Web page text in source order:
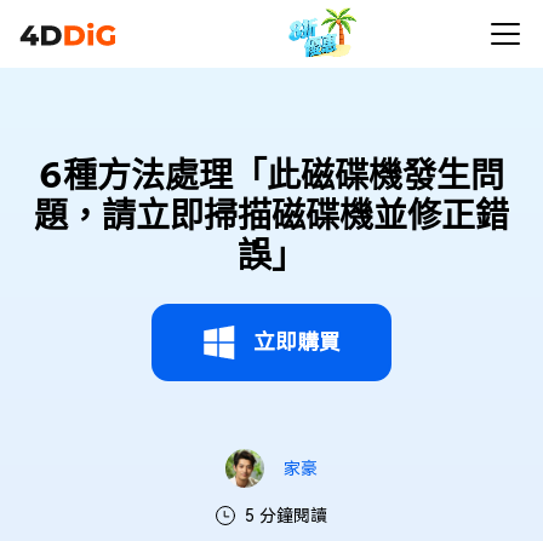
6種方法處理「此磁碟機發生問
題，請立即掃描磁碟機並修正錯
誤」
立即購買
家豪
5 分鐘閱讀